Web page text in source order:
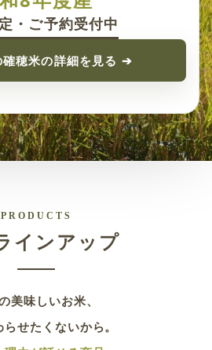
・ご予約受付中
確穂米の詳細を見る ➔
PRODUCTS
インアップ
美味しいお米、
らせたくないから。